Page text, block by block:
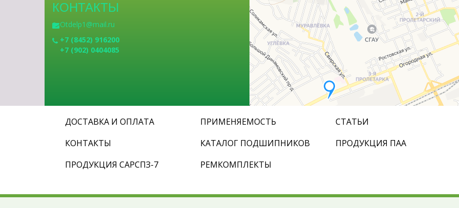
КОНТАКТЫ
Otdelp1@mail.ru
+7 (8452) 916200
+7 (902) 0404085
ДОСТАВКА И ОПЛАТА ПРИМЕНЯЕМОСТЬ
СТАТЬИ
КОНТАКТЫ
КАТАЛОГ ПОДШИПНИКОВ
ПРОДУКЦИЯ ПАА
ПРОДУКЦИЯ САРСПЗ-7
РЕМКОМПЛЕКТЫ